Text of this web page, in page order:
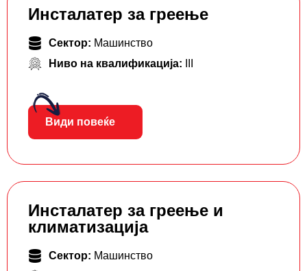
Инсталатер за греење
Сектор: Машинство
Ниво на квалификација:
Види повеќе
Инсталатер за греење и
климатизација
Сектор: Машинство